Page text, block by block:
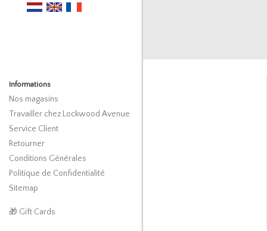
Informations
Nos magasins
Travailler chez Lockwood Avenue
Service Client
Retourner
Conditions Générales
Politique de Confidentialité
Sitemap
🎁 Gift Cards